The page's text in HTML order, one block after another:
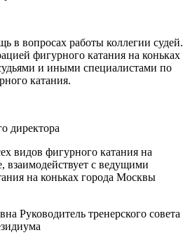
в вопросах работы коллегии судей.
фигурного катания на коньках
и иными специалистами по
катания.
директора
видов фигурного катания на
взаимодействует с ведущими
на коньках города Москвы
Руководитель тренерского совета